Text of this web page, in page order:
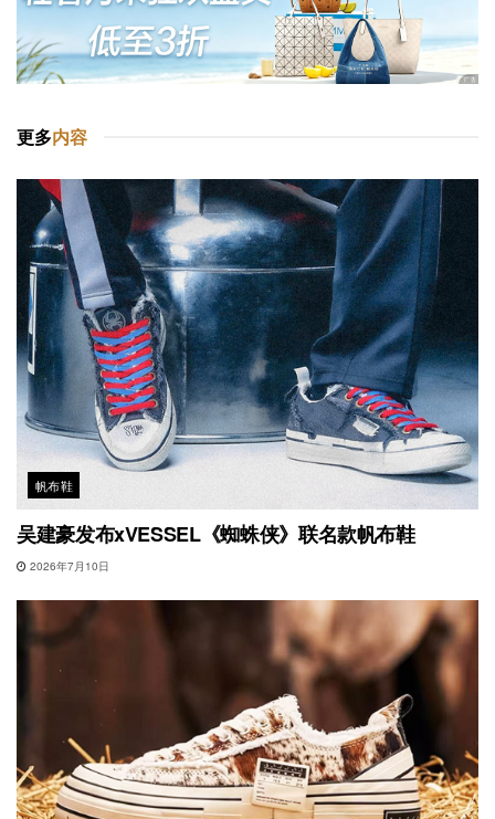
更多内容
帆布鞋
吴建豪发布xVESSEL《蜘蛛侠》联名款帆布鞋
2026年7月10日